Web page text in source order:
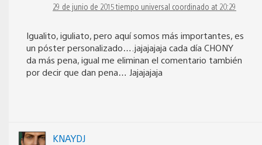
29 de junio de 2015 tiempo universal coordinado at 20:29
Igualito, iguliato, pero aquí somos más importantes, es
un póster personalizado….jajajajaja cada día CHONY
da más pena, igual me eliminan el comentario también
por decir que dan pena… Jajajajaja
KNAYDJ